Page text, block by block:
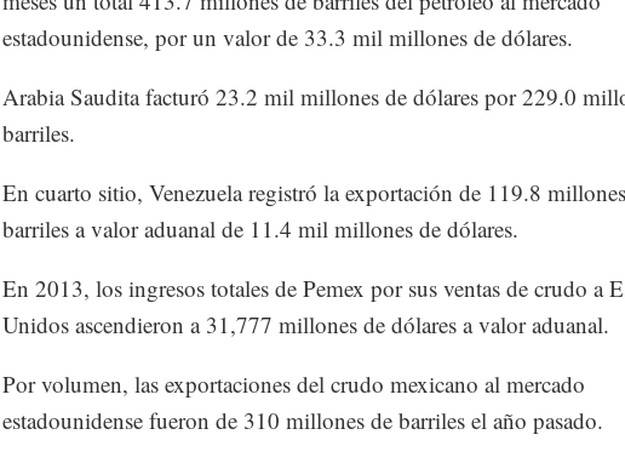
estadounidense, por un valor de 33.3 mil millones de dólares.
Arabia Saudita facturó 23.2 mil millones de dólares por 229.0
barriles.
En cuarto sitio, Venezuela registró la exportación de 119.8
barriles a valor aduanal de 11.4 mil millones de dólares.
En 2013, los ingresos totales de Pemex por sus ventas de crudo a
Unidos ascendieron a 31,777 millones de dólares a valor aduanal.
Por volumen, las exportaciones del crudo mexicano al mercado
estadounidense fueron de 310 millones de barriles el año pasado.